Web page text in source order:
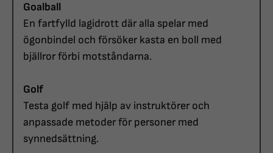
Goalball
En fartfylld lagidrott där alla spelar med
ögonbindel och försöker kasta en boll med
bjällror förbi motståndarna.
Golf
Testa golf med hjälp av instruktörer och
anpassade metoder för personer med
synnedsättning.